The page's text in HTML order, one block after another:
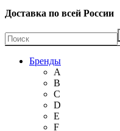
Доставка по всей России
Бренды
A
B
C
D
E
F